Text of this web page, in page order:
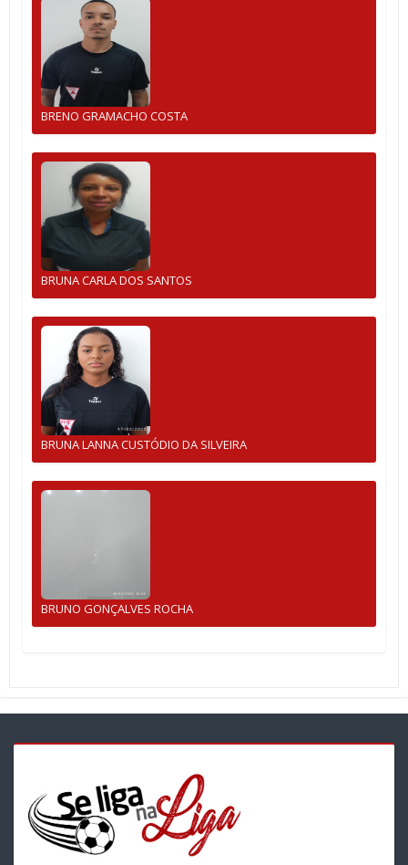
BRENO GRAMACHO COSTA
BRUNA CARLA DOS SANTOS
BRUNA LANNA CUSTÓDIO DA SILVEIRA
BRUNO GONÇALVES ROCHA